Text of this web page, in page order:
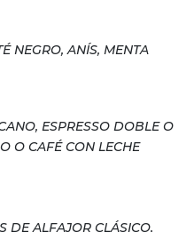
NEGRO, ANÍS, MENTA
ESPRESSO DOBLE O
O CAFÉ CON LECHE
DE ALFAJOR CLÁSICO,